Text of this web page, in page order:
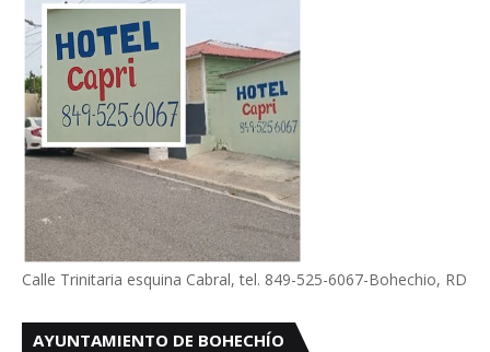
Calle Trinitaria esquina Cabral, tel. 849-525-6067-Bohechio, RD
AYUNTAMIENTO DE BOHECHÍO